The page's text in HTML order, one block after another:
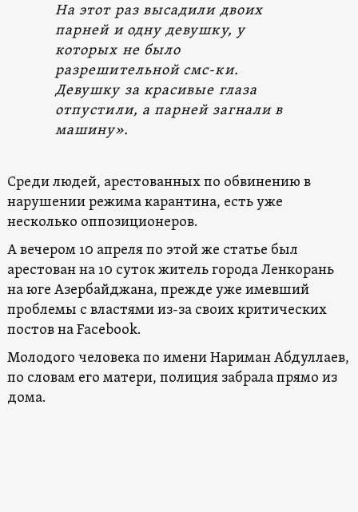
На этот раз высадили двоих
парней и одну девушку, у
которых не было
разрешительной смс-ки.
Девушку за красивые глаза
отпустили, а парней загнали в
машину».
Среди людей, арестованных по обвинению в
нарушении режима карантина, есть уже
несколько оппозиционеров.
А вечером 10 апреля по этой же статье был
арестован на 10 суток житель города Ленкорань
на юге Азербайджана, прежде уже имевший
проблемы с властями из-за своих критических
постов на Facebook.
Молодого человека по имени Нариман Абдуллаев,
по словам его матери, полиция забрала прямо из
дома.